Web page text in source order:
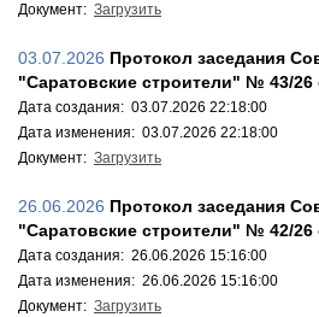
Документ: Загрузить
03.07.2026 Протокол заседания
"Саратовские строители" № 43/26
Дата создания: 03.07.2026 22:18:00
Дата изменения: 03.07.2026 22:18:00
Документ: Загрузить
26.06.2026 Протокол заседания
"Саратовские строители" № 42/26
Дата создания: 26.06.2026 15:16:00
Дата изменения: 26.06.2026 15:16:00
Документ: Загрузить